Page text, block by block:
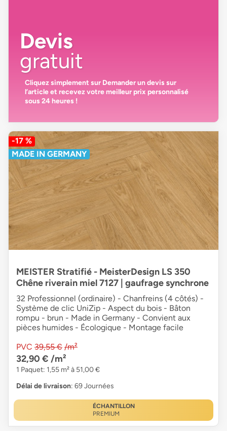
Devis
gratuit
Cliquez simplement sur Demander un devissur
l’article et recevez votremeilleur prix personnalisé
sous 24 heures !
-17 %
MADE IN GERMANY
MEISTER Stratifié - MeisterDesign LS 350
Chêne riverain miel 7127 | gaufrage synchrone
32 Professionnel (ordinaire) - Chanfreins (4 côtés) -
Système de clic UniZip - Aspect du bois - Bâton
rompu - brun - Made in Germany - Convient aux
pièces humides - Écologique - Montage facile
PVC 39,55 € /m²
32,90 € /m²
1 Paquet: 1,55 m² à 51,00 €
Délai de livraison: 69 Journées
ÉCHANTILLON
PREMIUM